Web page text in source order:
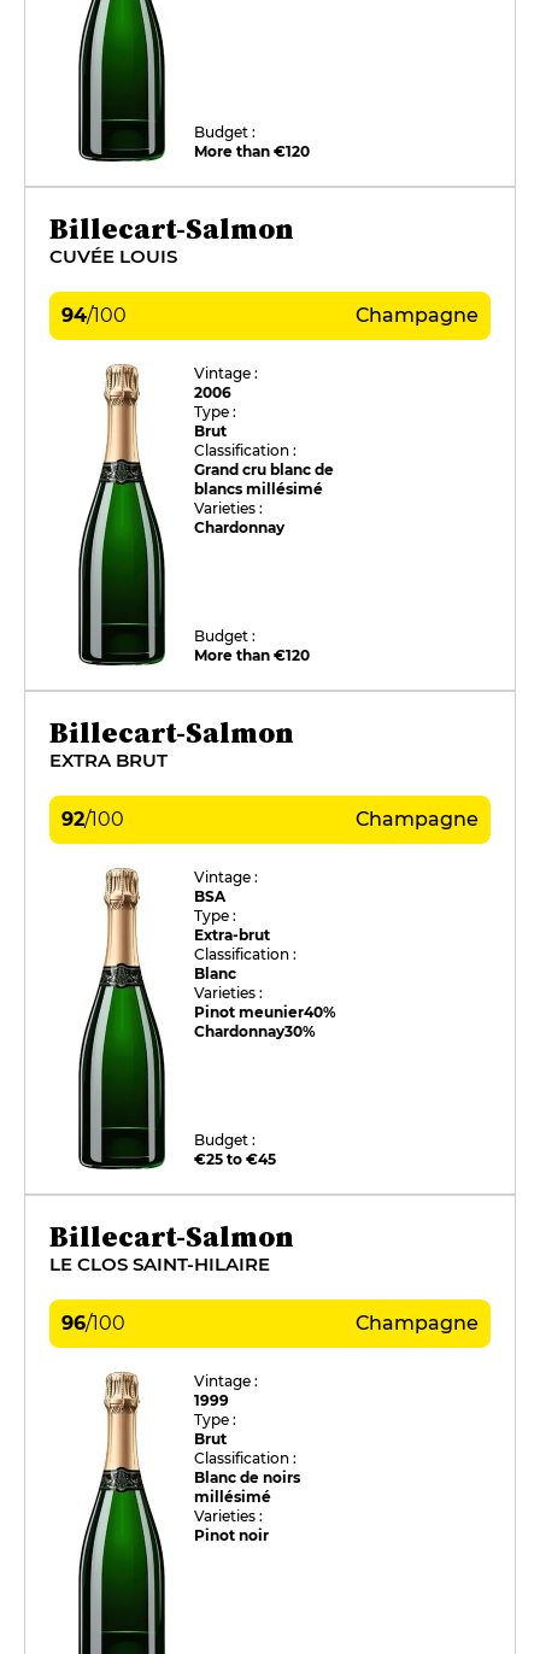
Budget :
More than €120
Billecart-Salmon
CUVÉE LOUIS
94/100 Champagne
Vintage :
2006
Type :
Brut
Classification :
Grand cru blanc de
blancs millésimé
Varieties :
Chardonnay
Budget :
More than €120
Billecart-Salmon
EXTRA BRUT
92/100 Champagne
Vintage :
BSA
Type :
Extra-brut
Classification :
Blanc
Varieties :
Pinot meunier40%
Chardonnay30%
Budget :
€25 to €45
Billecart-Salmon
LE CLOS SAINT-HILAIRE
96/100 Champagne
Vintage :
1999
Type :
Brut
Classification :
Blanc de noirs
millésimé
Varieties :
Pinot noir